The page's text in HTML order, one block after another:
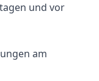
und vor
am